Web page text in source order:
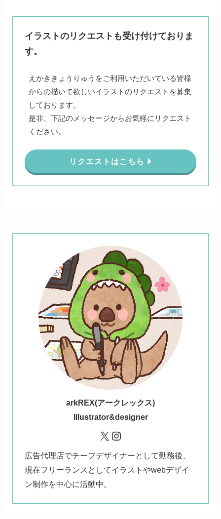
イラストのリクエストも受け付けておりま
す。
えかききょうりゅうをご利用いただいている皆様
からの描いて欲しいイラストのリクエストを募集
しております。
是非、下記のメッセージからお気軽にリクエスト
ください。
リクエストはこちら
arkREX(アークレックス)
Illustrator&designer
X Instagram
広告代理店でチーフデザイナーとして勤務後、
現在フリーランスとしてイラストやwebデザイ
ン制作を中心に活動中。